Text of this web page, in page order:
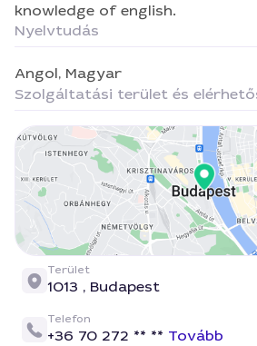
knowledge of english.
Nyelvtudás
Angol, Magyar
Szolgáltatási terület és
Terület
1013 , Budapest
Telefon
+36 70 272 ** ** Tovább